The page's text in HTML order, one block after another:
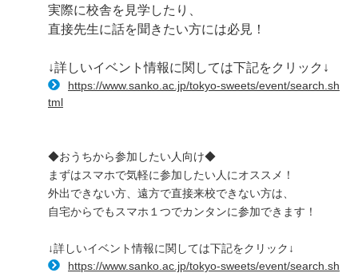
実際に校舎を見学したり、
直接先生に話を聞きたい方には必見！
↓詳しいイベント情報に関しては下記をクリック↓
https://www.sanko.ac.jp/tokyo-sweets/event/search.sh
tml
◆おうちから参加したい人向け◆
まずはスマホで気軽に参加したい人にオススメ！
外出できない方、遠方で直接来校できない方は、
自宅からでもスマホ１つでカンタンに参加できます！
↓詳しいイベント情報に関しては下記をクリック↓
https://www.sanko.ac.jp/tokyo-sweets/event/search.sh